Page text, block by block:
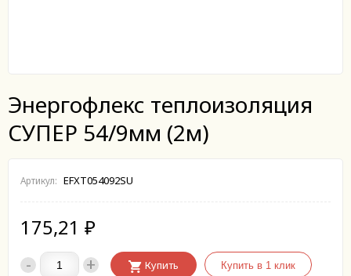
Энергофлекс теплоизоляция
СУПЕР 54/9мм (2м)
Артикул: EFXT054092SU
175,21 ₽
- + Купить